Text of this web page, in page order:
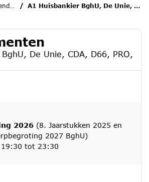
A1 Huisbankier BghU, De Unie, CDA, D66, PRO, CU, LV-VSP
De Unie, CDA, D66, PRO,
2026 (8. Jaarstukken 2025 en
2027 BghU)
tot 23:30